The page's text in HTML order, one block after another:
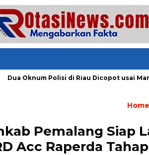
Polisi di Riau Dicopot usai Marahi
Home
Pemalang Siap
Acc Raperda Tahap